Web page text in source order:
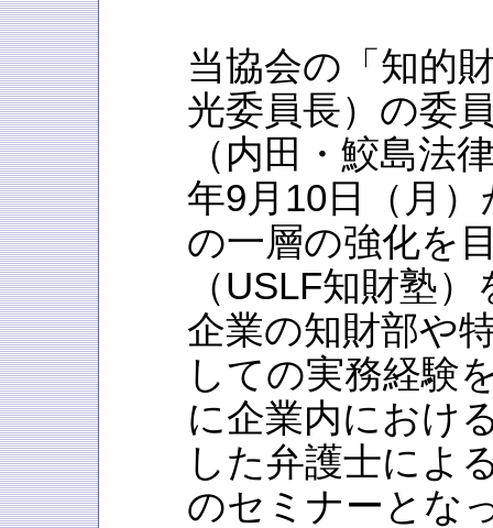
当協会の「知的
光委員長）の委
（内田・鮫島法
年9月10日（月
の一層の強化を
（USLF知財塾
企業の知財部や
しての実務経験
に企業内におけ
した弁護士によ
のセミナーとな